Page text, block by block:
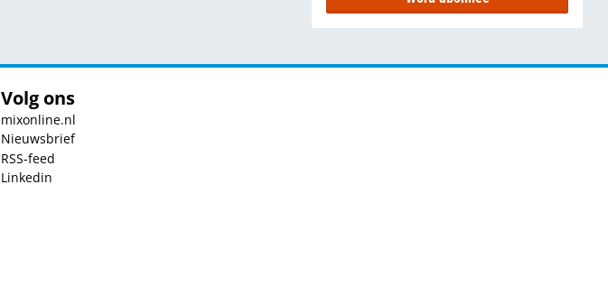
Volg ons
mixonline.nl
Nieuwsbrief
RSS-feed
Linkedin